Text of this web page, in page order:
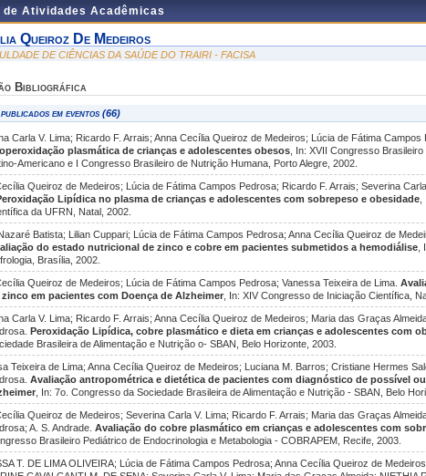
Atividades Acadêmicas
Queiroz De Medeiros
DE CIÊNCIAS DA SAÚDE DO TRAIRI - FACISA
Bibliográfica
em eventos (66)
Carla V. Lima; Ricardo F. Arrais; Anna Cecília Queiroz de Medeiros; Lúcia de Fátima Campos
plasmática de crianças e adolescentes obesos , In: XVII Congresso
Americano e I Congresso Brasileiro de Nutrição Humana, Porto Alegre, 2002.
Queiroz de Medeiros; Lúcia de Fátima Campos Pedrosa; Ricardo F. Arrais; Severina Carla
Lipídica no plasma de crianças e adolescentes com sobrepeso e obesidade
da UFRN, Natal, 2002.
Batista; Lilian Cuppari; Lúcia de Fátima Campos Pedrosa; Anna Cecília Queiroz de
do estado nutricional de zinco e cobre em pacientes submetidos a hemodiálise
Brasília, 2002.
Queiroz de Medeiros; Lúcia de Fátima Campos Pedrosa; Vanessa Teixeira de Lima.
zinco em pacientes com Doença de Alzheimer , In: XIV Congresso de Iniciação Científica,
Carla V. Lima; Ricardo F. Arrais; Anna Cecília Queiroz de Medeiros; Maria das Graças
Peroxidação Lipídica, cobre plasmático e dieta em crianças e adolescentes com
Brasileira de Alimentação e Nutrição o- SBAN, Belo Horizonte, 2003.
Teixeira de Lima; Anna Cecília Queiroz de Medeiros; Luciana M. Barros; Cristiane Hermes
Avaliação antropométrica e dietética de pacientes com diagnóstico de possível
, In: 7o. Congresso da Sociedade Brasileira de Alimentação e Nutrição - SBAN, Belo
Queiroz de Medeiros; Severina Carla V. Lima; Ricardo F. Arrais; Maria das Graças
A. S. Andrade.Avaliação do cobre plasmático em crianças e adolescentes com
Brasileiro Pediátrico de Endocrinologia e Metabologia - COBRAPEM, Recife, 2003.
T. DE LIMA OLIVEIRA; Lúcia de Fátima Campos Pedrosa; Anna Cecília Queiroz de